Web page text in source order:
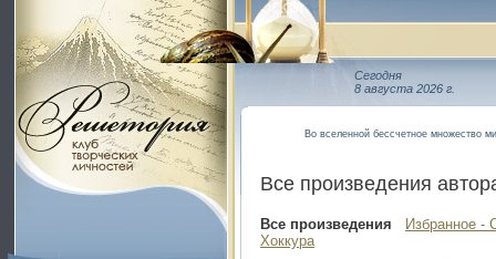
Сегодня
8 августа 2026 г.
Во вселенной бессчетное множество
Все произведения
Все произведения
Избранное -
Хоккура